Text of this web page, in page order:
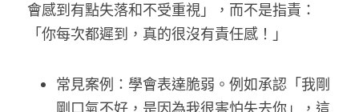
會感到有點失落和不受重視」，而不是指責：
「你每次都遲到，真的很沒有責任感！」
常見案例：學會表達脆弱。例如承認「我剛